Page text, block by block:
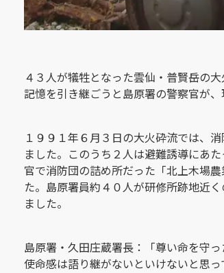
４３人が犠牲となった雲仙・普賢岳の
記憶を引き継ごうと島原署の警察官が
１９９１年６月３日の大火砕流では、
ました。このうち２人は避難誘導にあ
官で消防団の詰め所だった「北上木場
た。島原署員約４０人が研修所跡地近
ました。
島原署・久田庄蔵署長：「尊い命を守
使命感は語り継がないといけないと思っ